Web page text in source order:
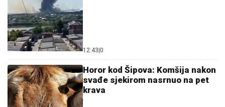
12:43 0
Horor kod Šipova: Komšija nakon
svađe sjekirom nasrnuo na pet
krava